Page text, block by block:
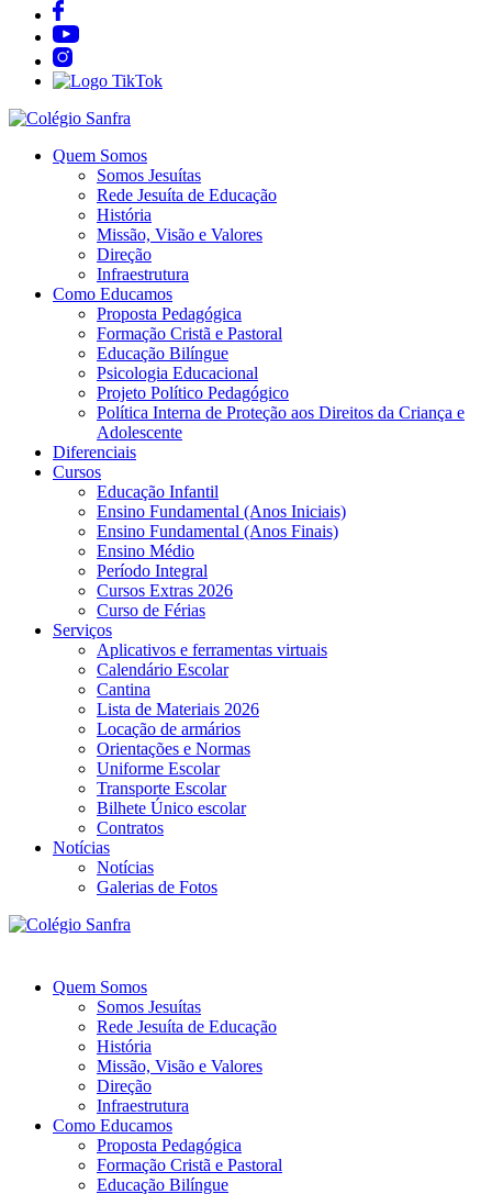
Quem Somos
Somos Jesuítas
Rede Jesuíta de Educação
História
Missão, Visão e Valores
Direção
Infraestrutura
Como Educamos
Proposta Pedagógica
Formação Cristã e Pastoral
Educação Bilíngue
Psicologia Educacional
Projeto Político Pedagógico
Política Interna de Proteção aos Direitos da Criança e
Adolescente
Diferenciais
Cursos
Educação Infantil
Ensino Fundamental (Anos Iniciais)
Ensino Fundamental (Anos Finais)
Ensino Médio
Período Integral
Cursos Extras 2026
Curso de Férias
Serviços
Aplicativos e ferramentas virtuais
Calendário Escolar
Cantina
Lista de Materiais 2026
Locação de armários
Orientações e Normas
Uniforme Escolar
Transporte Escolar
Bilhete Único escolar
Contratos
Notícias
Notícias
Galerias de Fotos
Quem Somos
Somos Jesuítas
Rede Jesuíta de Educação
História
Missão, Visão e Valores
Direção
Infraestrutura
Como Educamos
Proposta Pedagógica
Formação Cristã e Pastoral
Educação Bilíngue